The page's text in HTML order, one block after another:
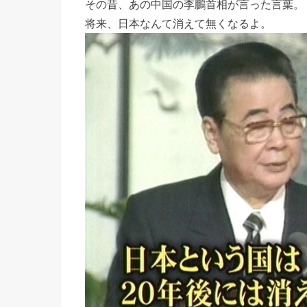
その昔、あの中国の李鵬首相が言った言葉。
将来、日本なんて消えて無くなるよ。